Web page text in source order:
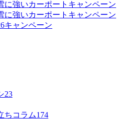
23
ちコラム174